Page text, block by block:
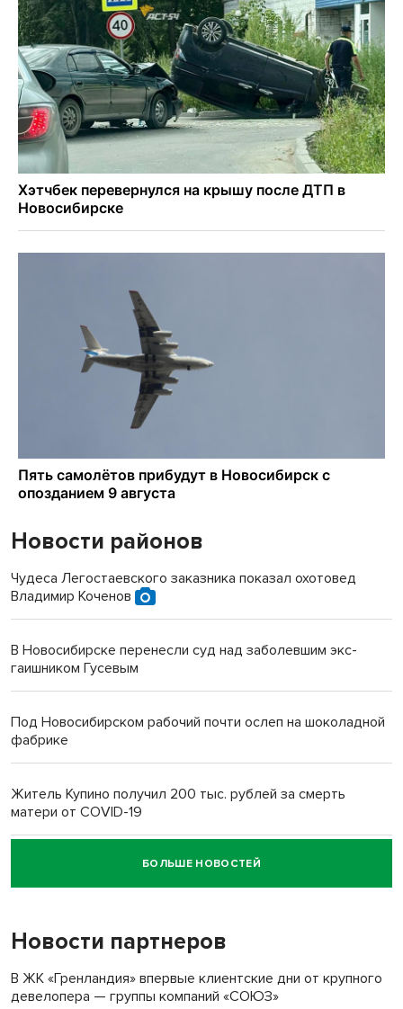
Новости районов
Чудеса Легостаевского заказника показал охотовед
Владимир Коченов
В Новосибирске перенесли суд над заболевшим экс-
гаишником Гусевым
Под Новосибирском рабочий почти ослеп на шоколадной
фабрике
Житель Купино получил 200 тыс. рублей за смерть
матери от COVID-19
Новосибирский суд наказал водителя за смерть
пенсионерки на вокзале
«Мы живём на пастбище!»: в новосибирском селе лошади
терроризируют жителей
БОЛЬШЕ НОВОСТЕЙ
Новости партнеров
В ЖК «Гренландия» впервые клиентские дни от крупного
девелопера — группы компаний «СОЮЗ»